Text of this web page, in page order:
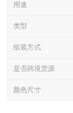
用途
类型
组装方式
是否跨境货源
颜色尺寸